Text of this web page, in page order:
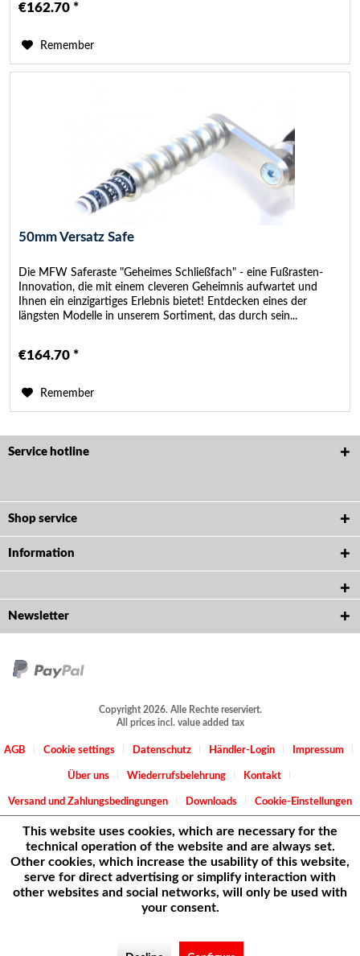
€162.70 *
Remember
50mm Versatz Safe
Die MFW Saferaste "Geheimes Schließfach" - eine Fußrasten-
Innovation, die mit einem cleveren Geheimnis aufwartet und
Ihnen ein einzigartiges Erlebnis bietet! Entdecken eines der
längsten Modelle in unserem Sortiment, das durch sein...
€164.70 *
Remember
Service hotline
Shop service
Information
Newsletter
Copyright 2026. Alle Rechte reserviert.
All prices incl. value added tax
AGB Cookie settings Datenschutz Händler-Login Impressum
Über uns Wiederrufsbelehrung Kontakt
Versand und Zahlungsbedingungen Downloads Cookie-Einstellungen
This website uses cookies, which are necessary for the
technical operation of the website and are always set.
Other cookies, which increase the usability of this website,
serve for direct advertising or simplify interaction with
other websites and social networks, will only be used with
your consent.